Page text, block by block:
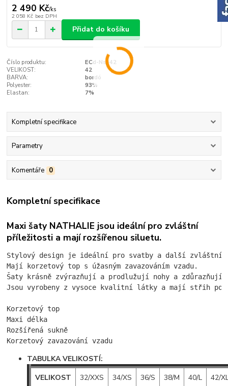
2 490 Kč/ks
2 058 Kč bez DPH
Přidat do košíku
Číslo produktu:
ECd-Nsb42
VELIKOST:
42
BARVA:
bordó
Polyester:
93%
Elastan:
7%
Kompletní specifikace
Parametry
Komentáře 0
Kompletní specifikace
Maxi šaty NATHALIE jsou ideální pro zvláštní
příležitosti a mají rozšířenou siluetu.
Stylový design je ideální pro svatby a další
Mají korzetový top s úžasným zavazováním vzadu.
Šaty krásně zvýrazňují a prodlužují nohy a
Jsou vyrobeny z vysoce kvalitní látky a mají střih pod
Korzetový top
Maxi délka
Rozšířená sukně
Korzetový zavazování vzadu
TABULKA VELIKOSTÍ:
VELIKOST
32/XXS 34/XS 36/S 38/M 40/L 42/